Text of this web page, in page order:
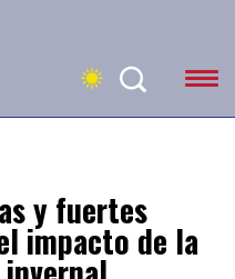
y fuertes
impacto de la